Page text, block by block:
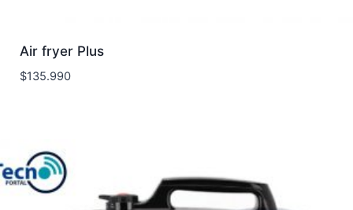
Air fryer Plus
$135.990